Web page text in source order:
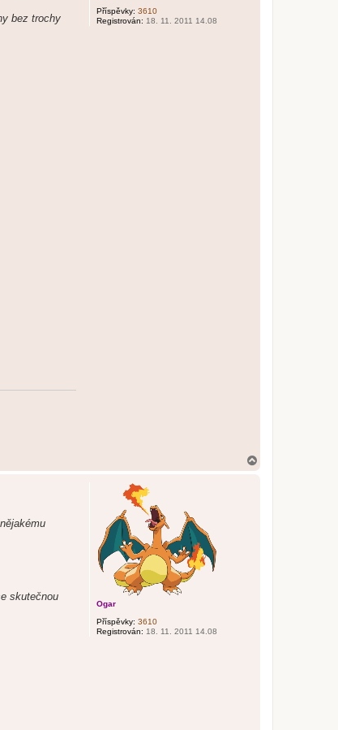
Příspěvky: 3610
Registrován: 18. 11. 2011 14.08
bez trochy
Ogar
Příspěvky: 3610
Registrován: 18. 11. 2011 14.08
skutečnou